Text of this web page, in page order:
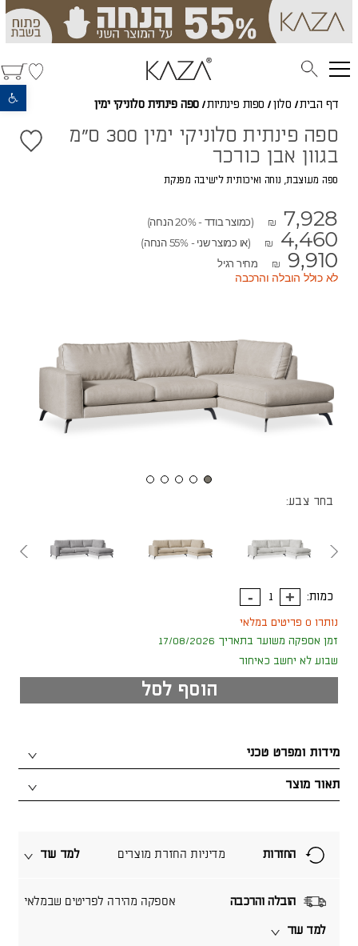
פתח סרגל נגישות
דף הבית/ סלון / ספות פינתיות/ ספה פינתית סלוניקי ימין
ספה פינתית סלוניקי ימין 300 ס"מ
בגוון אבן כורכר
ספה מעוצבת, נוחה ואיכותית לישיבה מפנקת
₪ 7,928 (כמוצר בודד - 20% הנחה)
₪ 4,460 (או כמוצר שני - 55% הנחה)
₪ 9,910 מחיר רגיל
לא כולל הובלה והרכבה
בחר צבע:
כמות:
נותרו 0 פריטים במלאי
זמן אספקה משוער בתאריך 17/08/2026
שבוע לא יחשב כאיחור
הוסף לסל
תאור מוצר
מידות ומפרט טכני
הובלה והרכבה אספקה מהירה לפריטים שבמלאי
למד עוד
החזרות מדיניות החזרת מוצרים למד עוד